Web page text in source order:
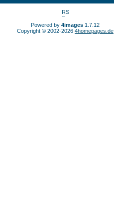
Powered by 4images 1.7.12
Copyright © 2002-2026 4homepages.de